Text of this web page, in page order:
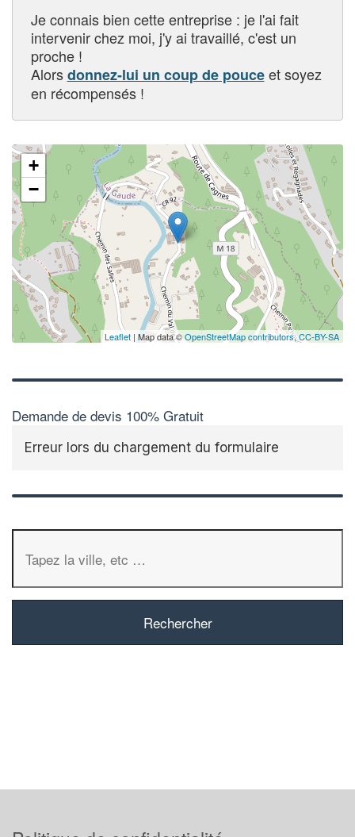
Je connais bien cette entreprise : je l'ai fait
intervenir chez moi, j'y ai travaillé, c'est un
proche !
Alorsdonnez-lui un coup de pouceet soyez
en récompensés !
+
−
Leaflet | Map data ©OpenStreetMap contributors,CC-BY-SA
Demande de devis 100% Gratuit
Erreur lors du chargement du formulaire